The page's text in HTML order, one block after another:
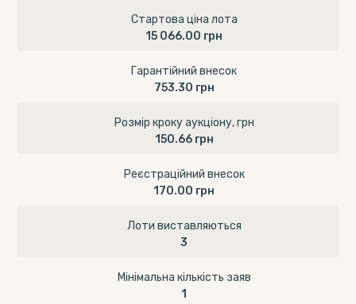
Стартова ціна лота
15 066.00 грн
Гарантійний внесок
753.30 грн
Розмір кроку аукціону, грн
150.66 грн
Реєстраційний внесок
170.00 грн
Лоти виставляються
3
Мінімальна кількість заяв
1